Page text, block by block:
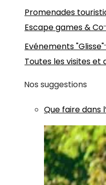
Promenades
Escape games & Co
Evénements "Glisse"
Toutes les visites et
Nos suggestions
Que faire dans